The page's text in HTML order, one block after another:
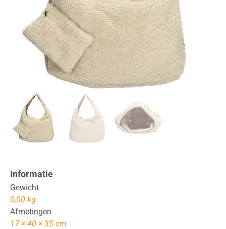
Informatie
Gewicht
0,00 kg
Afmetingen
17 × 40 × 35 cm